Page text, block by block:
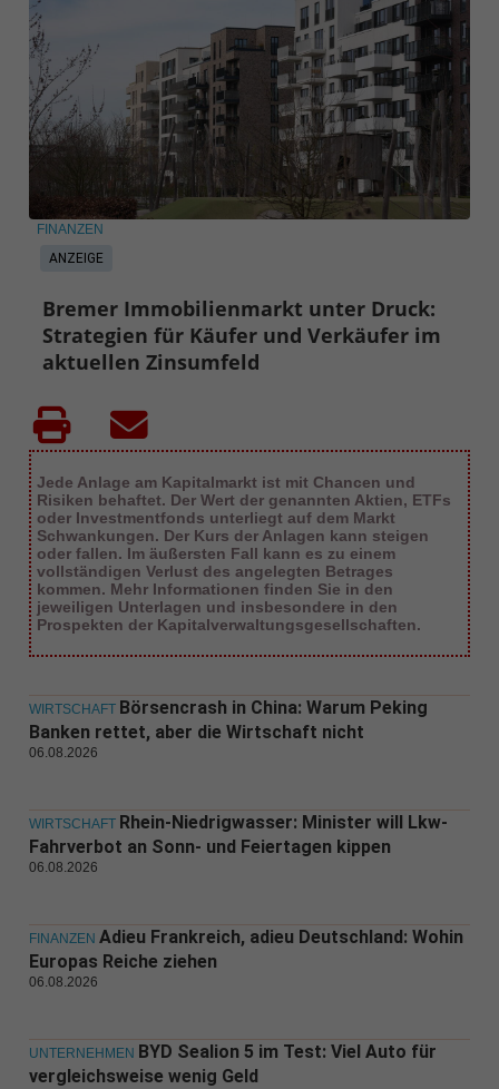
ANZEIGE
FINANZEN
Bremer Immobilienmarkt unter Druck:
Strategien für Käufer und Verkäufer im
aktuellen Zinsumfeld
Jede Anlage am Kapitalmarkt ist mit Chancen und
Risiken behaftet. Der Wert der genannten Aktien, ETFs
oder Investmentfonds unterliegt auf dem Markt
Schwankungen. Der Kurs der Anlagen kann steigen
oder fallen. Im äußersten Fall kann es zu einem
vollständigen Verlust des angelegten Betrages
kommen. Mehr Informationen finden Sie in den
jeweiligen Unterlagen und insbesondere in den
Prospekten der Kapitalverwaltungsgesellschaften.
WIRTSCHAFT Börsencrash in China: Warum Peking
Banken rettet, aber die Wirtschaft nicht
06.08.2026
WIRTSCHAFT Rhein-Niedrigwasser: Minister will Lkw-
Fahrverbot an Sonn- und Feiertagen kippen
06.08.2026
FINANZEN Adieu Frankreich, adieu Deutschland: Wohin
Europas Reiche ziehen
06.08.2026
UNTERNEHMEN BYD Sealion 5 im Test: Viel Auto für
vergleichsweise wenig Geld